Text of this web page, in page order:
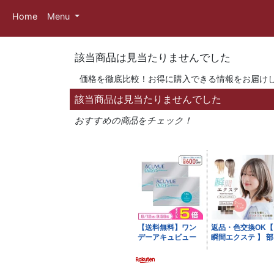
Home Menu
該当商品は見当たりませんでした
価格を徹底比較！お得に購入できる情報をお届け
該当商品は見当たりませんでした
おすすめの商品をチェック！